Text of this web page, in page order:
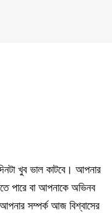
খুব ভাল কাটবে। আপনার
পারে বা আপনাকে অভিনব
আপনার সম্পর্ক আজ বিশ্বাসের